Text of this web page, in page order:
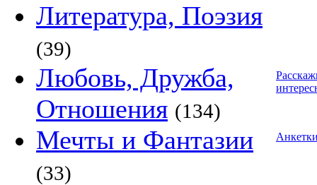
Литература, Поэзия
(39)
Любовь, Дружба,
Отношения (134)
Мечты и Фантазии
(33)